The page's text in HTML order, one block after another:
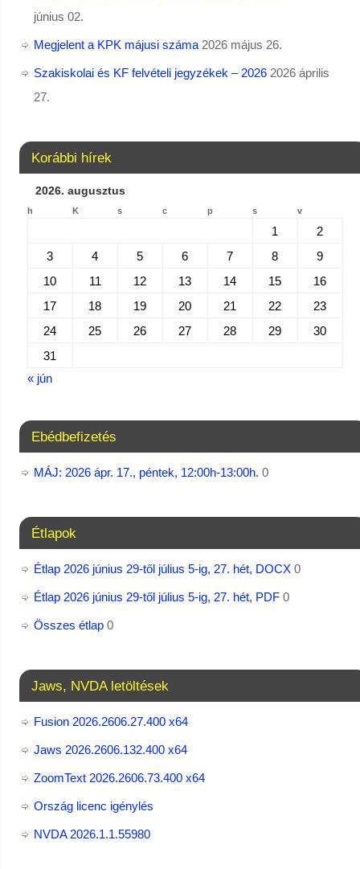
június 02.
Megjelent a KPK májusi száma 2026 május 26.
Szakiskolai és KF felvételi jegyzékek – 2026 2026 április
27.
Korábbi hírek
2026. augusztus
h K s c p s v
1
2
3
4 5 6 7 8
9
10
11 12 13 14 15
16
17
18 19 20 21 22
23
24
25 26 27 28 29
30
31
« jún
Ebédbefizetés
MÁJ: 2026 ápr. 17., péntek, 12:00h-13:00h. 0
Étlapok
Étlap 2026 június 29-től július 5-ig, 27. hét, DOCX0
Étlap 2026 június 29-től július 5-ig, 27. hét, PDF0
Összes étlap0
Jaws, NVDA letöltések
Fusion 2026.2606.27.400 x64
Jaws 2026.2606.132.400 x64
ZoomText 2026.2606.73.400​ x64
Ország licenc igénylés
NVDA 2026.1.1.55980